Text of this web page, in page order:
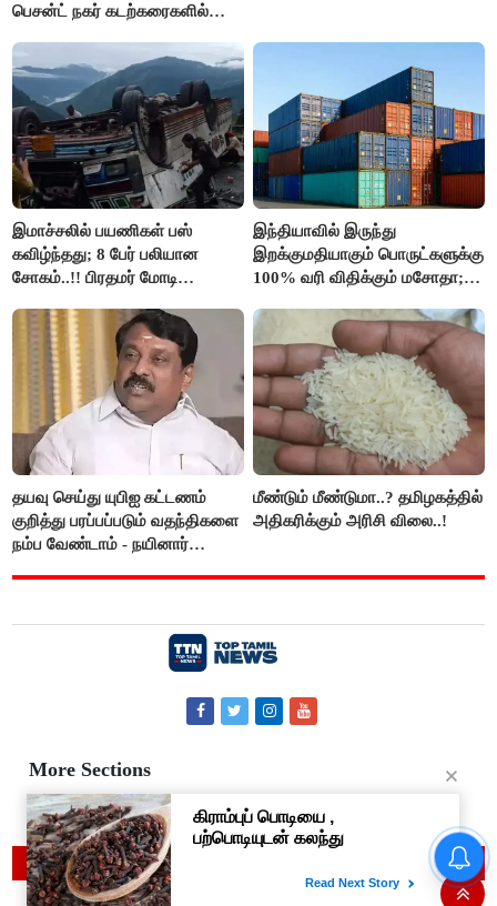
பெசன்ட் நகர் கடற்கரைகளில்
இமாச்சலில் பயணிகள் பஸ்
கவிழ்ந்தது; 8 பேர் பலியான
சோகம்..!! பிரதமர் மோடி
இந்தியாவில் இருந்து
இறக்குமதியாகும் பொருட்களுக்கு
100% வரி விதிக்கும் மசோதா;
தயவு செய்து யுபிஐ கட்டணம்
குறித்து பரப்பப்படும் வதந்திகளை
நம்ப வேண்டாம் - நயினார்
மீண்டும் மீண்டுமா..? தமிழகத்தில்
அதிகரிக்கும் அரிசி விலை..!
More Sections
Contact Us About Us Privacy Policy
தமிழக மக்களவை தொகுதிகள்